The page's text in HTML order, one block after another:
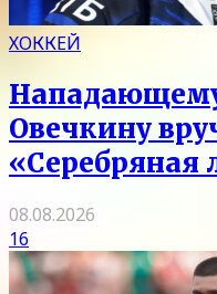
ХОККЕЙ
Овечкину
«Серебряная
08.08.2026
16